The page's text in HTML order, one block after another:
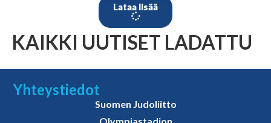
Lataa lisää
KAIKKI UUTISET LADATTU
Yhteystiedot
Suomen Judoliitto
Olympiastadion